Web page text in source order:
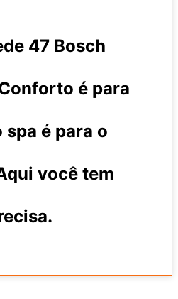
47 Bosch
é para
spa é para o
você tem